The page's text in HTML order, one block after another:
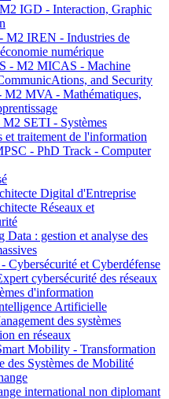
IGD - Interaction, Graphic
M2 IREN - Industries de
numérique
- M2 MICAS - Machine
and Security
MVA - Mathématiques,
SETI - Systèmes
et traitement de l'information
- PhD Track - Computer
Digital d'Entreprise
Réseaux et
: gestion et analyse des
Cybersécurité et Cyberdéfense
cybersécurité des réseaux
d'information
Artificielle
des systèmes
en réseaux
Mobility - Transformation
des Systèmes de Mobilité
international non diplomant